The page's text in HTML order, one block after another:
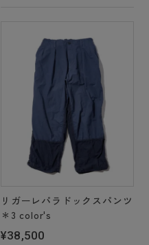
リガーレパラドックスパンツ
＊3 color's
¥38,500